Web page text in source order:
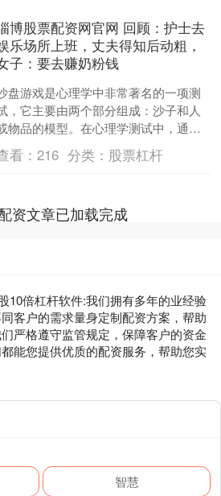
博股票配资网官网 回顾：护士去
乐场所上班，丈夫得知后动粗，
子：要去赚奶粉钱
盘游戏是心理学中非常著名的一项测
，它主要由两个部分组成：沙子和人
物品的模型。在心理学测试中，通常
会使用一个固定大小的沙盘，沙子被放
其中，然后被测试者可以....
看：216 分类： 股票杠杆
资文章已加载完成
10倍杠杆软件:我们拥有多年的业经验
客户的需求量身定制配资方案，帮助
严格遵守监管规定，保障客户的资金
能您提供优质的配资服务，帮助您实
智慧